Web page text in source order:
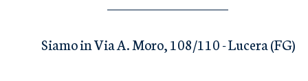
Siamo in Via A. Moro, 108/110 - Lucera (FG)